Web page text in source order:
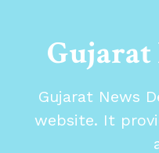
Gujarat
Gujarat News
website. It